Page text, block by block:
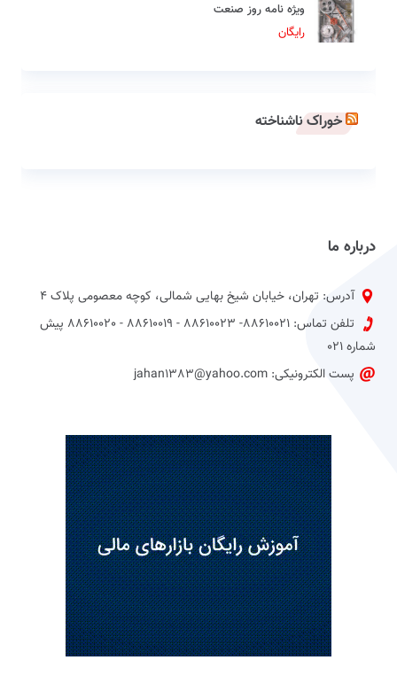
ویژه نامه روز صنعت
رایگان
خوراک ناشناخته
درباره ما
آدرس: تهران، خیابان شیخ بهایی شمالی، کوچه معصومی پلاک 4
تلفن تماس: 88610021- 88610023 - 88610019 - 88610020 پیش
شماره 021
پست الکترونیکی: jahan1383@yahoo.com